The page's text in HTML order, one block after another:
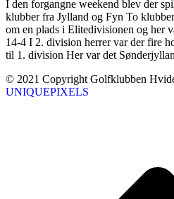
I den forgangne weekend blev der
klubber fra Jylland og Fyn To
om en plads i Elitedivisionen og her
14-4 I 2. division herrer var der fire
til 1. division Her var det
© 2021 Copyright Golfklubben
UNIQUEPIXELS